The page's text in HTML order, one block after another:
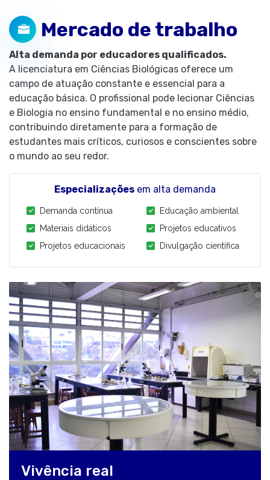
Mercado de trabalho
Alta demanda por educadores qualificados.
A licenciatura em Ciências Biológicas oferece um
campo de atuação constante e essencial para a
educação básica. O profissional pode lecionar Ciências
e Biologia no ensino fundamental e no ensino médio,
contribuindo diretamente para a formação de
estudantes mais críticos, curiosos e conscientes sobre
o mundo ao seu redor.
Especializações em alta demanda
Demanda contínua
Materiais didáticos
Projetos educacionais
Educação ambiental
Projetos educativos
Divulgação científica
Vivência real